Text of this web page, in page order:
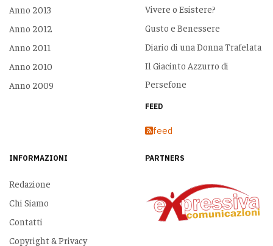
Anno 2013
Anno 2012
Anno 2011
Anno 2010
Anno 2009
Vivere o Esistere?
Gusto e Benessere
Diario di una Donna Trafelata
Il Giacinto Azzurro di
Persefone
FEED
feed
INFORMAZIONI
Redazione
Chi Siamo
Contatti
Copyright & Privacy
PARTNERS